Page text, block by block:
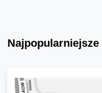
Najpopularniejsze